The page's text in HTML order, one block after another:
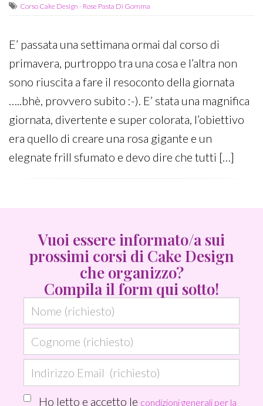
Corso Cake Design - Rose Pasta Di Gomma
E’ passata una settimana ormai dal corso di
primavera, purtroppo tra una cosa e l’altra non
sono riuscita a fare il resoconto della giornata
…..bhè, provvero subito :-). E’ stata una magnifica
giornata, divertente e super colorata, l’obiettivo
era quello di creare una rosa gigante e un
elegnate frill sfumato e devo dire che tutti […]
edit:
2014
Vuoi essere informato/a sui
prossimi corsi di Cake Design
che organizzo?
Compila il form qui sotto!
o
m
e
(
r
C
o
g
I
n
Ho letto e accetto le condizioni generali per la